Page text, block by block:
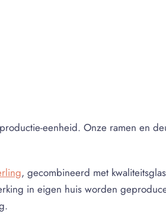
eenheid. Onze ramen en
, gecombineerd met
in eigen huis worden